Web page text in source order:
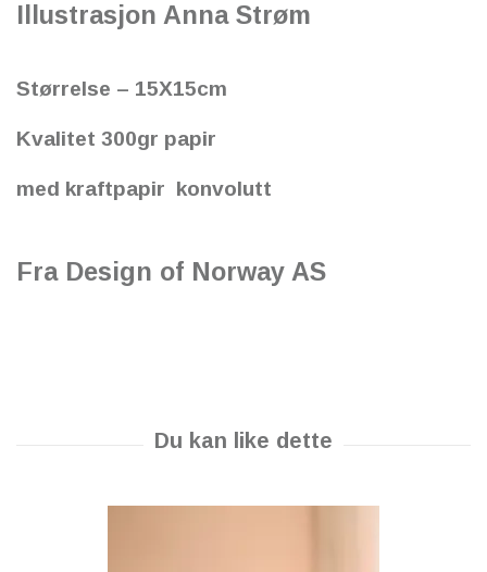
Illustrasjon Anna Strøm
Størrelse – 15X15cm
Kvalitet 300gr papir
med kraftpapir konvolutt
Fra Design of Norway AS